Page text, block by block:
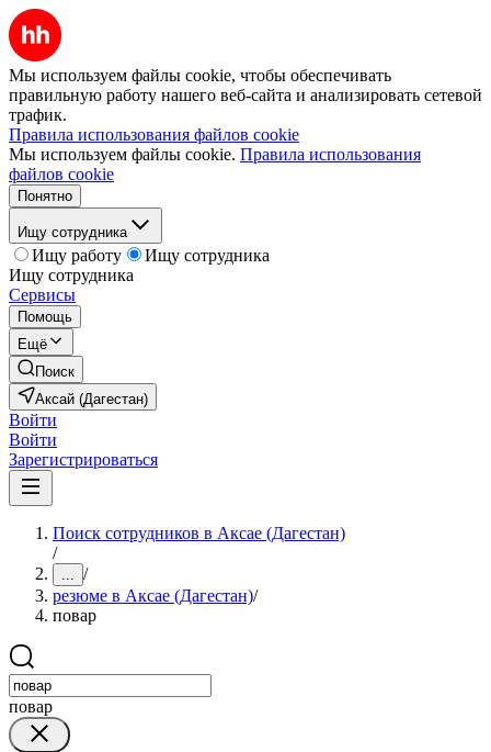
Мы используем файлы cookie, чтобы обеспечивать
правильную работу нашего веб-сайта и анализировать сетевой
трафик.
Правила использования файлов cookie
Мы используем файлы cookie. Правила использования
файлов cookie
Понятно
Ищу сотрудника
Ищу работу
Ищу сотрудника
Ищу сотрудника
Сервисы
Помощь
Ещё
Поиск
Аксай (Дагестан)
Войти
Войти
Зарегистрироваться
Поиск сотрудников в Аксае (Дагестан)
/
... /
резюме в Аксае (Дагестан)/
повар
повар